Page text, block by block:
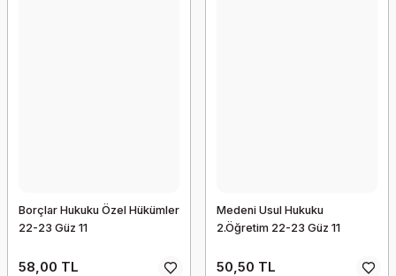
Borçlar Hukuku Özel Hükümler
22-23 Güz 11
58,00 TL
Medeni Usul Hukuku
2.Öğretim 22-23 Güz 11
50,50 TL